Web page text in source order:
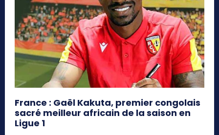
France : Gaël Kakuta, premier congolais
sacré meilleur africain de la saison en
Ligue 1